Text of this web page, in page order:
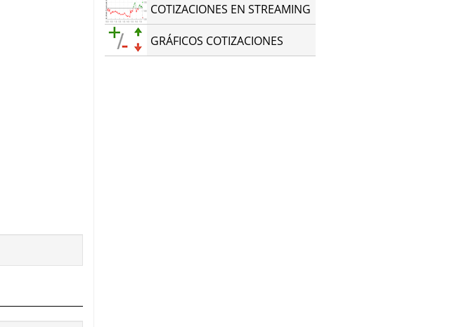
COTIZACIONES EN STREAMING
GRÁFICOS COTIZACIONES